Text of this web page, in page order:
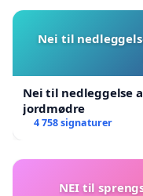
Nei til
Nei til nedleggelse
jordmødre
4 758 signaturer
NEI til